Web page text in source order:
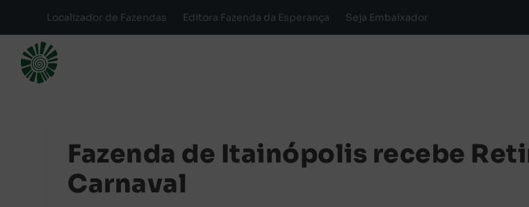
Localizador de Fazendas Editora Fazenda da Esperança Seja Embaixador
Fazenda de Itainópolis recebe
Carnaval